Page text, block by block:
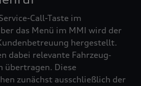
Call-Taste im
das Menü im MMI wird der
hergestellt.
dabei relevante Fahrzeug‑
übertragen. Diese
zunächst ausschließlich der